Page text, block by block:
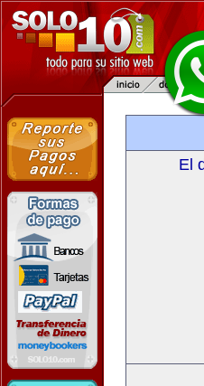
El